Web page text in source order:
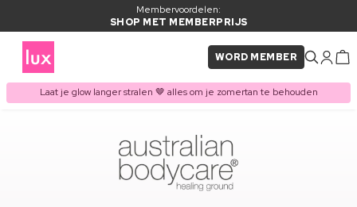
Membervoordelen:
SHOP MET MEMBERPRIJS
WORD MEMBER
Laat je glow langer stralen 🤎 alles om je zomertan te behouden